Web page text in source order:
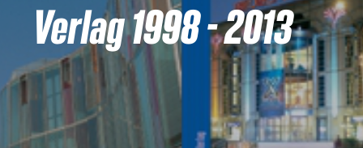
Verlag 1998 - 2013